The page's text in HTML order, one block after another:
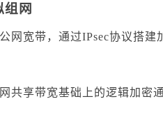
组网
网宽带，通过IPsec协议搭
共享带宽基础上的逻辑加密